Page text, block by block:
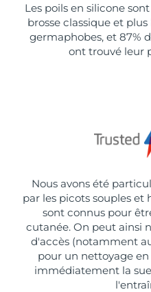
Les poils en silicone
brosse classique et
germaphobes, et 87%
ont trouvé leur
Nous avons été
par les picots souples et
sont connus pour
cutanée. On peut ainsi
d'accès (notamment
pour un nettoyage
immédiatement la